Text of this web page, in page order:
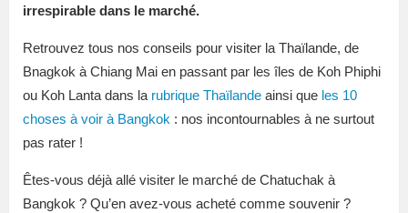
irrespirable dans le marché.
Retrouvez tous nos conseils pour visiter la Thaïlande, de
Bnagkok à Chiang Mai en passant par les îles de Koh Phiphi
ou Koh Lanta dans la rubrique Thaïlande ainsi que les 10
choses à voir à Bangkok : nos incontournables à ne surtout
pas rater !
Êtes-vous déjà allé visiter le marché de Chatuchak à
Bangkok ? Qu’en avez-vous acheté comme souvenir ?